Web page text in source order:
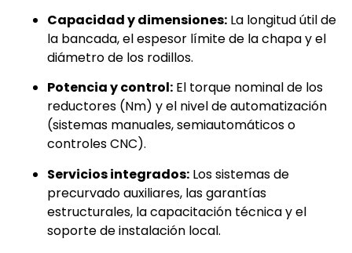
Capacidad y dimensiones: La longitud útil de
la bancada, el espesor límite de la chapa y el
diámetro de los rodillos.
Potencia y control: El torque nominal de los
reductores (Nm) y el nivel de automatización
(sistemas manuales, semiautomáticos o
controles CNC).
Servicios integrados: Los sistemas de
precurvado auxiliares, las garantías
estructurales, la capacitación técnica y el
soporte de instalación local.